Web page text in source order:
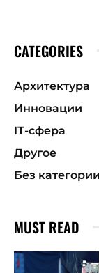
CATEGORIES
Архитектура
Инновации
ІТ-сфера
Другое
Без категории
MUST READ